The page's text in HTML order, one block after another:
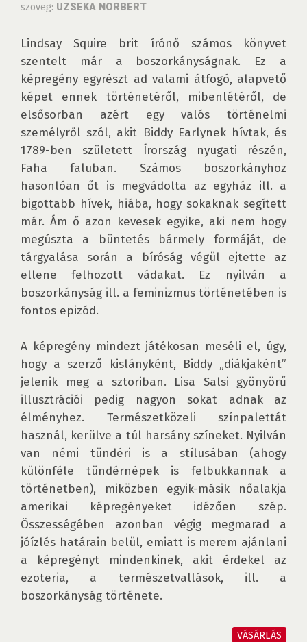
szöveg: UZSEKA NORBERT
Lindsay Squire brit írónő számos könyvet
szentelt már a boszorkányságnak. Ez a
képregény egyrészt ad valami átfogó, alapvető
képet ennek történetéről, mibenlétéről, de
elsősorban azért egy valós történelmi
személyről szól, akit Biddy Earlynek hívtak, és
1789-ben született Írország nyugati részén,
Faha faluban. Számos boszorkányhoz
hasonlóan őt is megvádolta az egyház ill. a
bigottabb hívek, hiába, hogy sokaknak segített
már. Ám ő azon kevesek egyike, aki nem hogy
megúszta a büntetés bármely formáját, de
tárgyalása során a bíróság végül ejtette az
ellene felhozott vádakat. Ez nyilván a
boszorkányság ill. a feminizmus történetében is
fontos epizód.
A képregény mindezt játékosan meséli el, úgy,
hogy a szerző kislányként, Biddy „diákjaként”
jelenik meg a sztoriban. Lisa Salsi gyönyörű
illusztrációi pedig nagyon sokat adnak az
élményhez. Természetközeli színpalettát
használ, kerülve a túl harsány színeket. Nyilván
van némi tündéri is a stílusában (ahogy
különféle tündérnépek is felbukkannak a
történetben), miközben egyik-másik nőalakja
amerikai képregényeket idézően szép.
Összességében azonban végig megmarad a
jóízlés határain belül, emiatt is merem ajánlani
a képregényt mindenkinek, akit érdekel az
ezoteria, a természetvallások, ill. a
boszorkányság története.
VÁSÁRLÁS